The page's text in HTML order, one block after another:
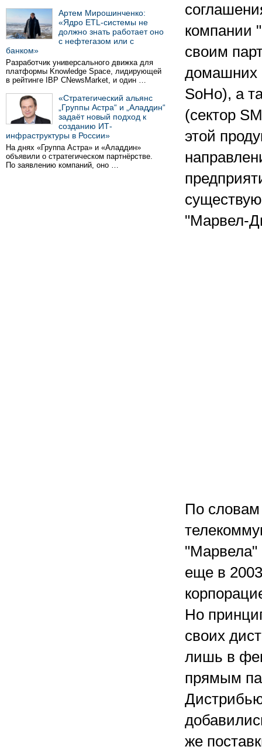
Артем Мирошинченко:
«Ядро ETL-системы не
должно знать работает оно
с нефтегазом или с
банком»
Разработчик универсального движка для
платформы Knowledge Space, лидирующей
в рейтинге IBP CNewsMarket, и один …
«Стратегический альянс
„Группы Астра“ и „Аладдин“
задаёт новый подход к
созданию ИТ-
инфраструктуры в России»
На днях «Группа Астра» и «Аладдин»
объявили о стратегическом партнёрстве.
По заявлению компаний, оно …
компании
своим
домашних
SoHo), а
(сектор
этой
"Марвел-
По словам
"Марвела"
еще в
Но
своих
лишь в
прямым
же